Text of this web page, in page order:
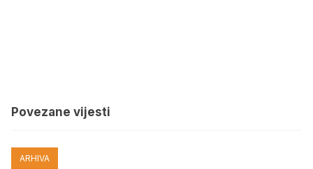
Povezane vijesti
ARHIVA